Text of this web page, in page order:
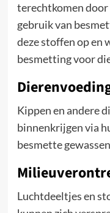
terechtkomen
gebruik van
deze stoffen op en
besmetting voor
Kippen en andere
binnenkrijgen via
besmette
Luchtdeeltjes en